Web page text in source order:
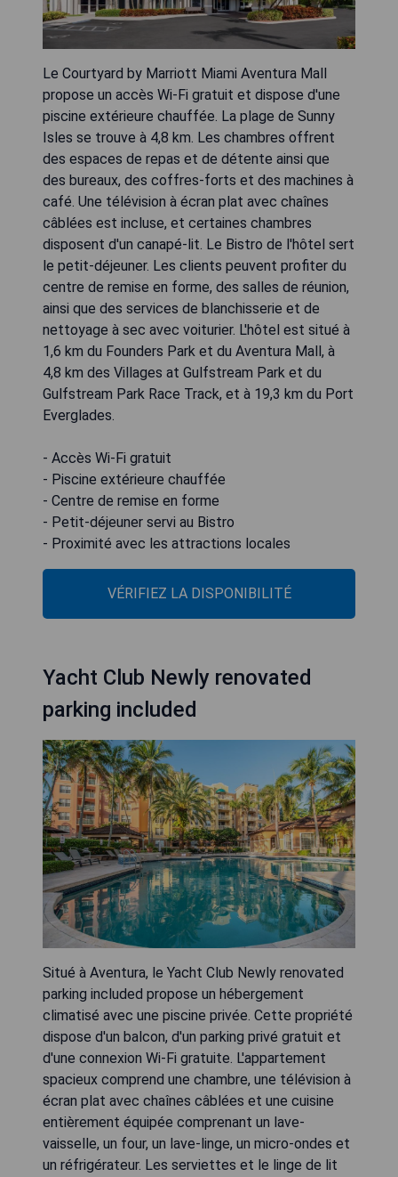
Le Courtyard by Marriott Miami Aventura Mall
propose un accès Wi-Fi gratuit et dispose d'une
piscine extérieure chauffée. La plage de Sunny
Isles se trouve à 4,8 km. Les chambres offrent
des espaces de repas et de détente ainsi que
des bureaux, des coffres-forts et des machines à
café. Une télévision à écran plat avec chaînes
câblées est incluse, et certaines chambres
disposent d'un canapé-lit. Le Bistro de l'hôtel sert
le petit-déjeuner. Les clients peuvent profiter du
centre de remise en forme, des salles de réunion,
ainsi que des services de blanchisserie et de
nettoyage à sec avec voiturier. L'hôtel est situé à
1,6 km du Founders Park et du Aventura Mall, à
4,8 km des Villages at Gulfstream Park et du
Gulfstream Park Race Track, et à 19,3 km du Port
Everglades.
- Accès Wi-Fi gratuit
- Piscine extérieure chauffée
- Centre de remise en forme
- Petit-déjeuner servi au Bistro
- Proximité avec les attractions locales
VÉRIFIEZ LA DISPONIBILITÉ
Yacht Club Newly renovated
parking included
Situé à Aventura, le Yacht Club Newly renovated
parking included propose un hébergement
climatisé avec une piscine privée. Cette propriété
dispose d'un balcon, d'un parking privé gratuit et
d'une connexion Wi-Fi gratuite. L'appartement
spacieux comprend une chambre, une télévision à
écran plat avec chaînes câblées et une cuisine
entièrement équipée comprenant un lave-
vaisselle, un four, un lave-linge, un micro-ondes et
un réfrigérateur. Les serviettes et le linge de lit